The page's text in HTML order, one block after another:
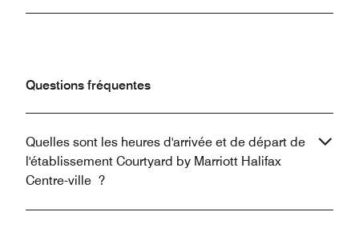
Questions fréquentes
Quelles sont les heures d'arrivée et de départ de
l'établissement Courtyard by Marriott Halifax
Centre-ville ?